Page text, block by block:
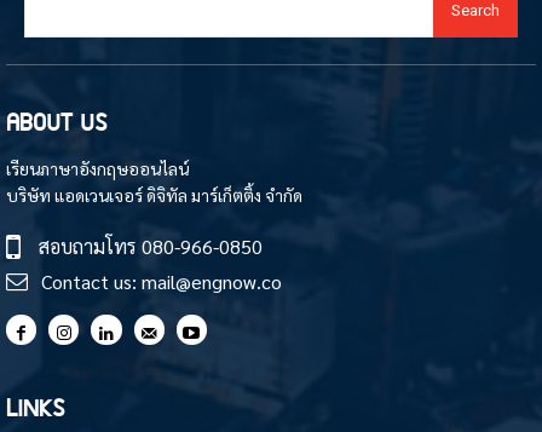
Search
ABOUT US
เรียนภาษาอังกฤษออนไลน์
บริษัท แอดเวนเจอร์ ดิจิทัล มาร์เก็ตติ้ง จำกัด
สอบถามโทร 080-966-0850
Contact us: mail@engnow.co
LINKS